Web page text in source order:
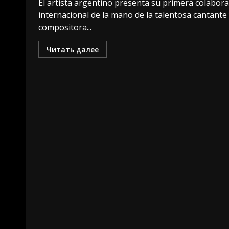
El artista argentino presenta su primera
internacional de la mano de la talentosa cantante
compositora...
Читать далее